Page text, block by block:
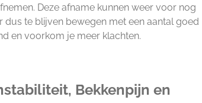
Deze afname kunnen weer voor nog
te blijven bewegen met een aantal goed
en voorkom je meer klachten.
Bekkenpijn en